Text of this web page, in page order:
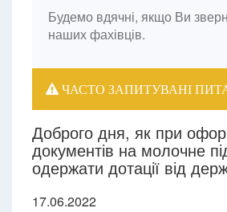
Будемо вдячні, якщо Ви
наших фахівців.
ЧАСТО ЗАПИТУВАНІ
Доброго дня, як при
документів на молочне
одержати дотації від
17.06.2022